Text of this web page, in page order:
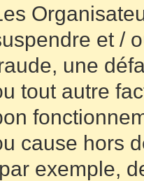
et /
une
tout autre
cause hors
exemple,